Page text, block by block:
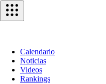
Calendario
Noticias
Videos
Rankings